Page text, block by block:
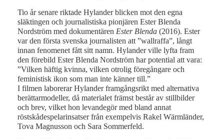
Tio år senare riktade Hylander blicken mot den egna
släktingen och journalistiska pionjären Ester Blenda
Nordström med dokumentären Ester Blenda (2016). Ester
var den första svenska journalisten att ”wallraffa”, långt
innan fenomenet fått sitt namn. Hylander ville lyfta fram
den förebild Ester Blenda Nordström har potential att vara:
”Vilken häftig kvinna, vilken otrolig föregångare och
feministisk ikon som man inte känner till.”
I filmen laborerar Hylander framgångsrikt med alternativa
berättarmodeller, då materialet främst består av stillbilder
och brev, vilket hon levandegör med bland annat
röstskådespelarinsatser från exempelvis Rakel Wärmländer,
Tova Magnusson och Sara Sommerfeld.